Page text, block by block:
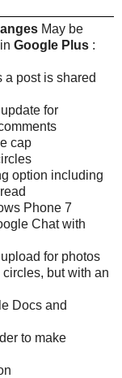
May be
Google Plus :
a post is shared
for
cap
option including
Phone 7
Chat with
for photos
but with an
Docs and
to make